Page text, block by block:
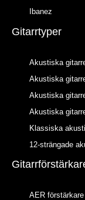
Ibanez
Gitarrtyper
Akustiska
Akustiska
Akustiska
Akustiska
Klassiska
12-strängade
AER förstärkare